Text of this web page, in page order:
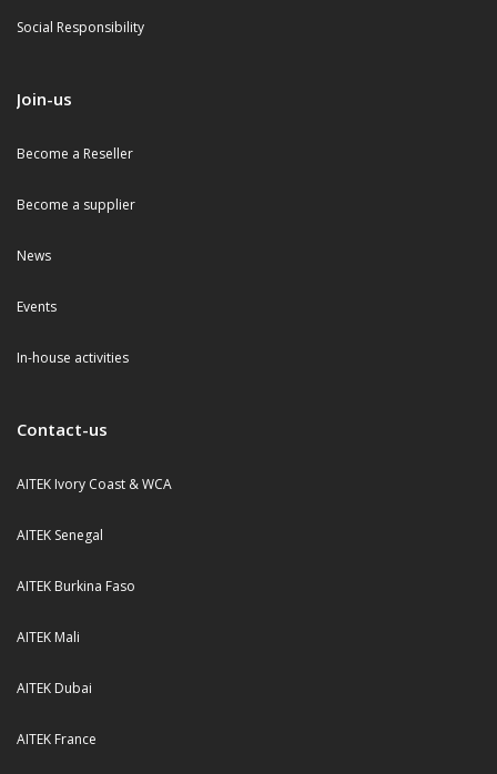
Social Responsibility
Join-us
Become a Reseller
Become a supplier
News
Events
In-house activities
Contact-us
AITEK Ivory Coast & WCA
AITEK Senegal
AITEK Burkina Faso
AITEK Mali
AITEK Dubai
AITEK France